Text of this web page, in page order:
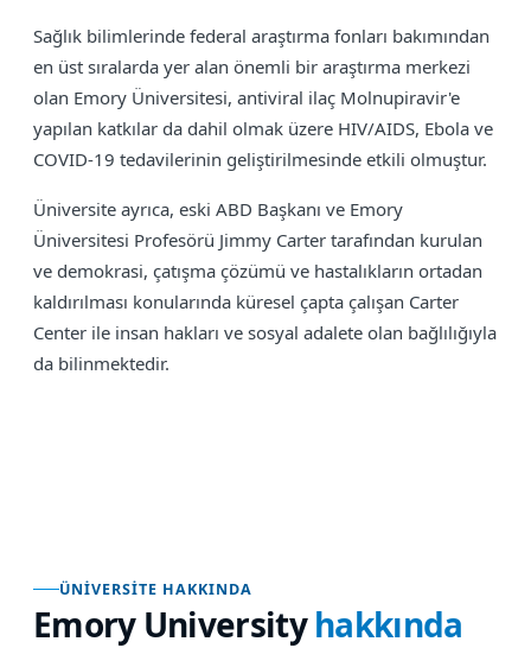
Sağlık bilimlerinde federal araştırma fonları bakımından
en üst sıralarda yer alan önemli bir araştırma merkezi
olan Emory Üniversitesi, antiviral ilaç Molnupiravir'e
yapılan katkılar da dahil olmak üzere HIV/AIDS, Ebola ve
COVID-19 tedavilerinin geliştirilmesinde etkili olmuştur.
Üniversite ayrıca, eski ABD Başkanı ve Emory
Üniversitesi Profesörü Jimmy Carter tarafından kurulan
ve demokrasi, çatışma çözümü ve hastalıkların ortadan
kaldırılması konularında küresel çapta çalışan Carter
Center ile insan hakları ve sosyal adalete olan bağlılığıyla
da bilinmektedir.
ÜNIVERSITE HAKKINDA
Emory University hakkında